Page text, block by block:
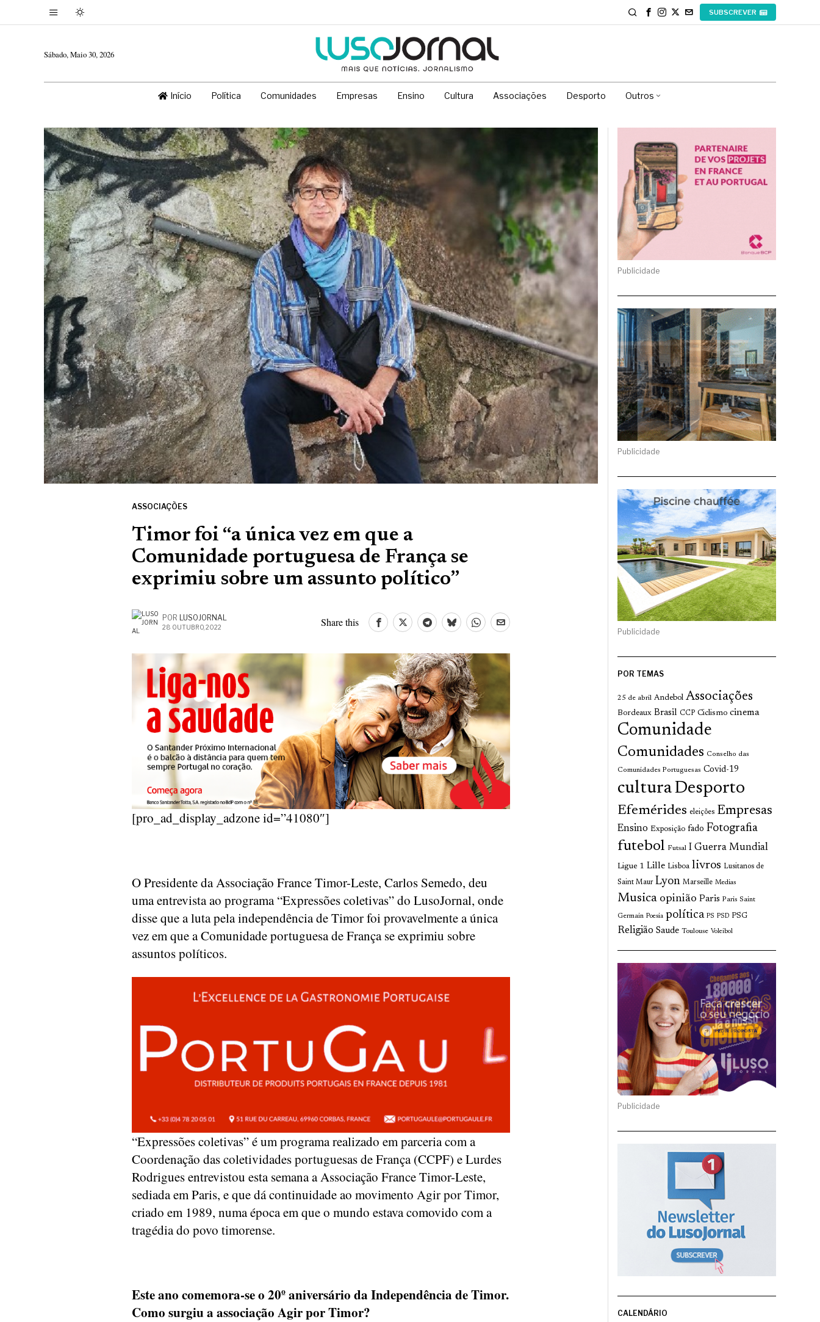
SUBSCREVER
Sábado, Maio 30, 2026
Início Política Comunidades Empresas Ensino Cultura Associações Desporto Outros
ASSOCIAÇÕES
Timor foi “a única vez em que a
Comunidade portuguesa de França se
exprimiu sobre um assunto político”
POR LUSOJORNAL
28 OUTUBRO, 2022 Share this
[pro_ad_display_adzone id=”41080″]
O Presidente da Associação France Timor-Leste, Carlos Semedo, deu
uma entrevista ao programa “Expressões coletivas” do LusoJornal, onde
disse que a luta pela independência de Timor foi provavelmente a única
vez em que a Comunidade portuguesa de França se exprimiu sobre
assuntos políticos.
“Expressões coletivas” é um programa realizado em parceria com a
Coordenação das coletividades portuguesas de França (CCPF) e Lurdes
Rodrigues entrevistou esta semana a Associação France Timor-Leste,
sediada em Paris, e que dá continuidade ao movimento Agir por Timor,
criado em 1989, numa época em que o mundo estava comovido com a
tragédia do povo timorense.
Este ano comemora-se o 20º aniversário da Independência de Timor.
Como surgiu a associação Agir por Timor?
Publicidade
Publicidade
Publicidade
POR TEMAS
25 de abril Andebol Associações
Bordeaux Brasil CCP Ciclismo cinema
Comunidade
Comunidades Conselho das
Comunidades Portuguesas Covid-19
culturaDesporto
Efemérides eleições Empresas
Ensino Exposição fado Fotografia
futebol Futsal I Guerra Mundial
Ligue 1 Lille Lisboa livros Lusitanos de
Saint Maur Lyon Marseille Medias
Musica opinião Paris Paris Saint
Germain Poesia política PS PSD PSG
Religião Saude Toulouse Voleibol
Publicidade
CALENDÁRIO